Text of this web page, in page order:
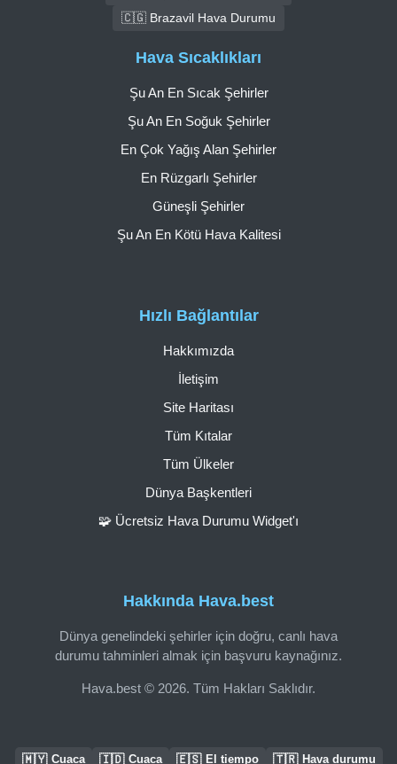
🇨🇬 Brazavil Hava Durumu
Hakkında Hava.best
Dünya genelindeki şehirler için doğru, canlı hava
durumu tahminleri almak için başvuru kaynağınız.
Hava.best © 2026. Tüm Hakları Saklıdır.
Hızlı Bağlantılar
Hakkımızda
İletişim
Site Haritası
Tüm Kıtalar
Tüm Ülkeler
Dünya Başkentleri
🧩 Ücretsiz Hava Durumu Widget'ı
Hava Sıcaklıkları
Şu An En Sıcak Şehirler
Şu An En Soğuk Şehirler
En Çok Yağış Alan Şehirler
En Rüzgarlı Şehirler
Güneşli Şehirler
Şu An En Kötü Hava Kalitesi
🇲🇾 Cuaca 🇮🇩 Cuaca 🇪🇸 El tiempo 🇹🇷 Hava durumu